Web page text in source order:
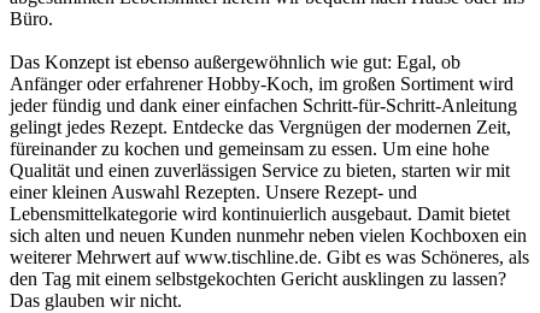
Büro.
Das Konzept ist ebenso außergewöhnlich wie gut: Egal, ob
Anfänger oder erfahrener Hobby-Koch, im großen Sortiment wird
jeder fündig und dank einer einfachen Schritt-für-Schritt-Anleitung
gelingt jedes Rezept. Entdecke das Vergnügen der modernen Zeit,
füreinander zu kochen und gemeinsam zu essen. Um eine hohe
Qualität und einen zuverlässigen Service zu bieten, starten wir mit
einer kleinen Auswahl Rezepten. Unsere Rezept- und
Lebensmittelkategorie wird kontinuierlich ausgebaut. Damit bietet
sich alten und neuen Kunden nunmehr neben vielen Kochboxen ein
weiterer Mehrwert auf www.tischline.de. Gibt es was Schöneres, als
den Tag mit einem selbstgekochten Gericht ausklingen zu lassen?
Das glauben wir nicht.